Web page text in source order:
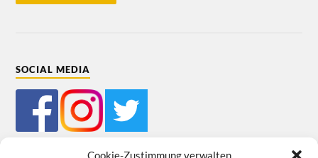
Cookie-Zustimmung verwalten
SOCIAL MEDIA